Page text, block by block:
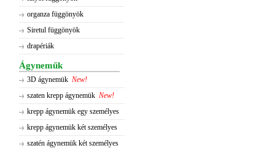
organza függönyök
Siretul függönyök
drapériák
Ágyneműk
3D ágynemük New!
szaten krepp ágynemük New!
krepp ágynemük egy személyes
krepp ágynemük két személyes
szatén ágynemük két személyes